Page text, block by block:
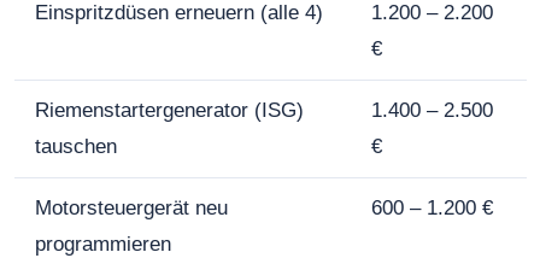
Einspritzdüsen erneuern (alle 4)
1.200 – 2.200
€
Riemenstartergenerator (ISG)
tauschen
1.400 – 2.500
€
Motorsteuergerät neu
programmieren
600 – 1.200 €